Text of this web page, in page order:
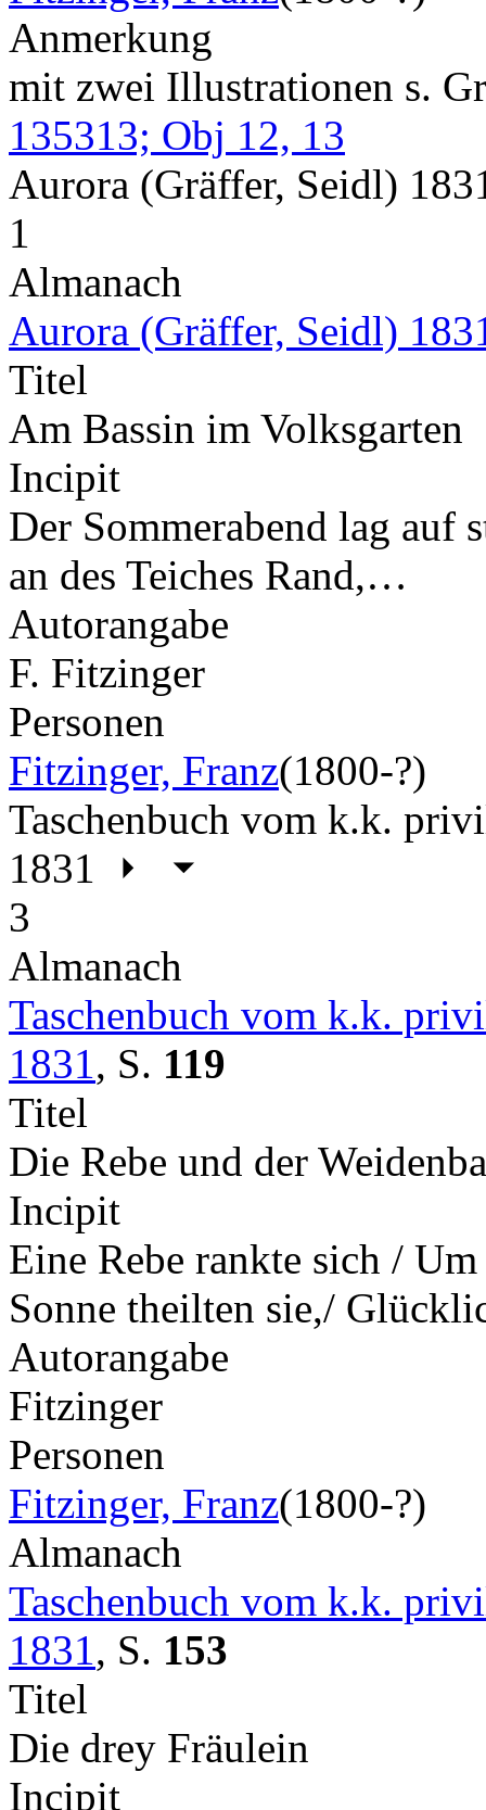
Anmerkung
mit zwei Illustrationen s.
135313; Obj 12, 13
Aurora (Gräffer, Seidl)
1
Almanach
Aurora (Gräffer, Seidl)
Titel
Am Bassin im Volksgarten
Incipit
Der Sommerabend lag auf
an des Teiches Rand,…
Autorangabe
F. Fitzinger
Personen
Fitzinger, Franz(1800-?)
Taschenbuch vom k.k.
1831
3
Almanach
Taschenbuch vom k.k.
1831 , S. 119
Titel
Die Rebe und der
Incipit
Eine Rebe rankte sich /
Sonne theilten sie,/
Autorangabe
Fitzinger
Personen
Fitzinger, Franz(1800-?)
Almanach
Taschenbuch vom k.k.
1831 , S. 153
Titel
Die drey Fräulein
Incipit